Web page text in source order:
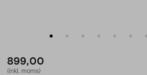
899,00
(inkl. moms)